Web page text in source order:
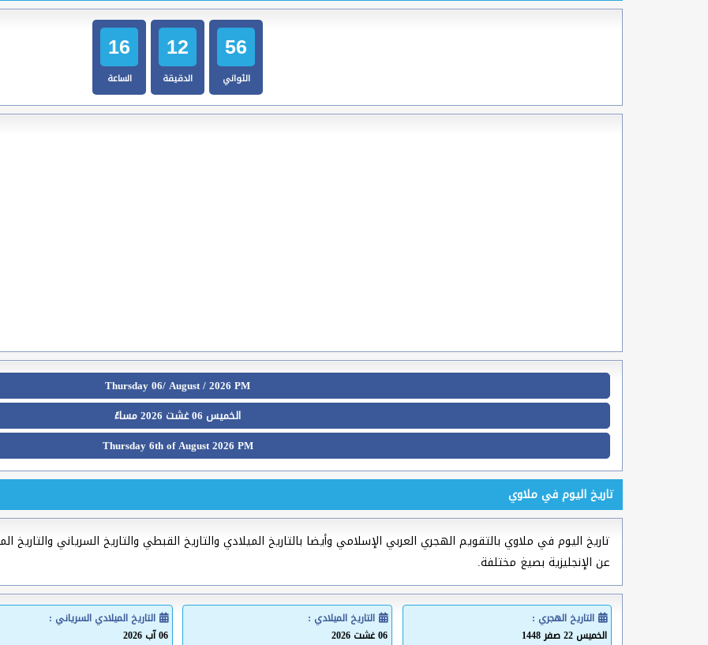
16
الساعة
12
الدقيقة
57
الثواني
Thursday 06/ August / 2026 PM
الخميس 06 غشت 2026 مساءً
Thursday 6th of August 2026 PM
تاريخ اليوم في ملاوي
تاريخ اليوم في ملاوي بالتقويم الهجري العربي الإسلامي وأيضا بالتاريخ الميلادي والتاريخ القبطي والتاريخ السرياني والتاريخ
عن الإنجليزية بصيغ مختلفة.
التاريخ الهجري :
الخميس 22 صفر 1448
التاريخ الميلادي :
06 غشت 2026
التاريخ الميلادي السرياني :
06 آب 2026